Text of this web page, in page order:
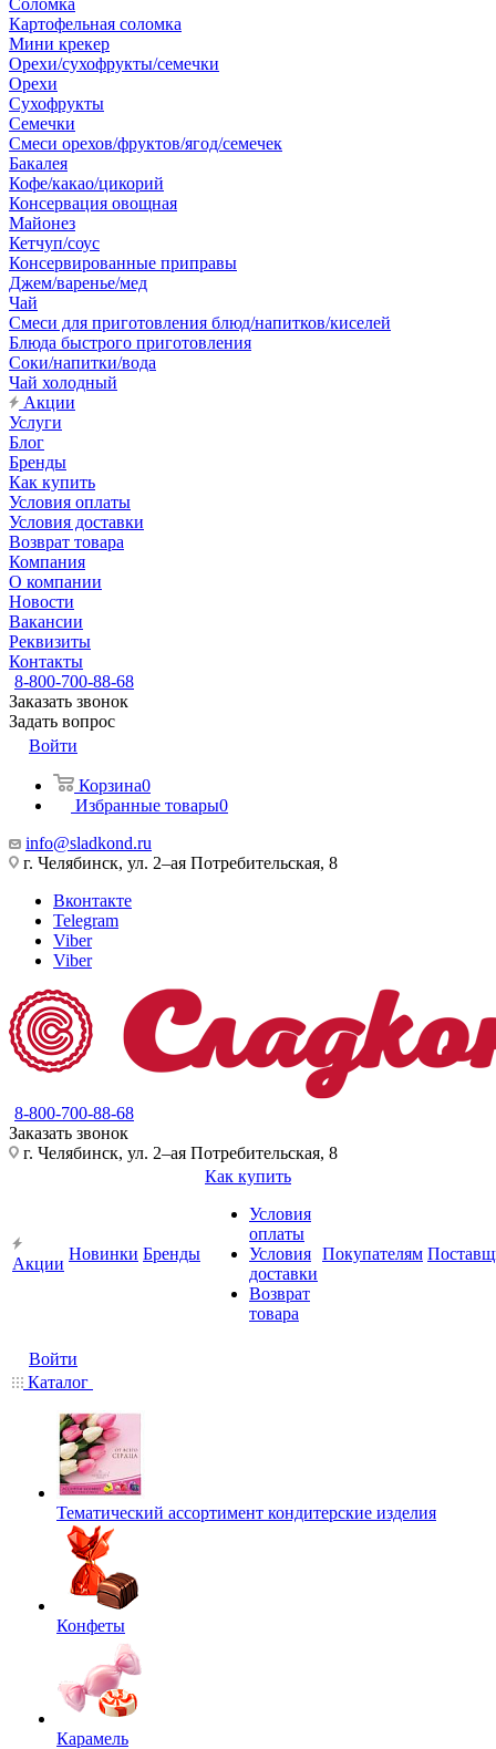
Соломка
Картофельная соломка
Мини крекер
Орехи/сухофрукты/семечки
Орехи
Сухофрукты
Семечки
Смеси орехов/фруктов/ягод/семечек
Бакалея
Кофе/какао/цикорий
Консервация овощная
Майонез
Кетчуп/соус
Консервированные приправы
Джем/варенье/мед
Чай
Смеси для приготовления блюд/напитков/киселей
Блюда быстрого приготовления
Соки/напитки/вода
Чай холодный
Акции
Услуги
Блог
Бренды
Как купить
Условия оплаты
Условия доставки
Возврат товара
Компания
О компании
Новости
Вакансии
Реквизиты
Контакты
8-800-700-88-68
Заказать звонок
Задать вопрос
Войти
Корзина0
Избранные товары0
info@sladkond.ru
г. Челябинск, ул. 2–ая Потребительская, 8
Вконтакте
Telegram
Viber
Viber
8-800-700-88-68
Заказать звонок
г. Челябинск, ул. 2–ая Потребительская, 8
Акции
Новинки Бренды
Как купить
Условия
оплаты
Условия
доставки
Возврат
товара
Покупателям
Войти
Каталог
Тематический ассортимент кондитерские изделия
Конфеты
Карамель